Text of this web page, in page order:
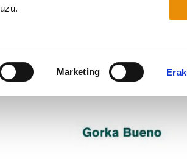
Marketing
iraunkor